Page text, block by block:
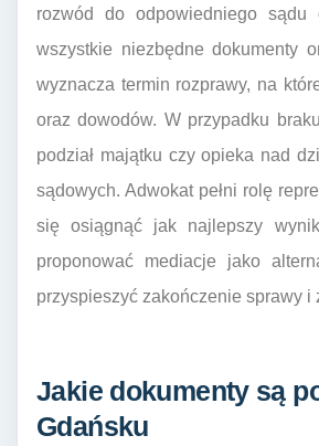
rozwód do odpowiedniego sądu
wszystkie niezbędne dokumenty
wyznacza termin rozprawy, na
oraz dowodów. W przypadku
podział majątku czy opieka nad
sądowych. Adwokat pełni rolę
się osiągnąć jak najlepszy
proponować mediacje jako
przyspieszyć zakończenie sprawy
Jakie dokumenty są
Gdańsku